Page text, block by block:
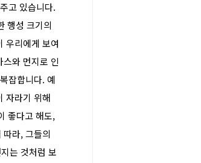
고 있습니다.
행성 크기의
우리에게 보여
와 먼지로 인
잡합니다. 예
자라기 위해
좋다고 해도,
라, 그들의
는 것처럼 보